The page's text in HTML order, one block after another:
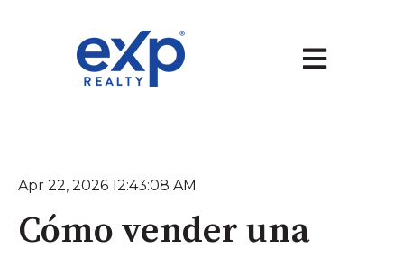
Abrir
Apr 22, 2026 12:43:08 AM
Cómo vender una